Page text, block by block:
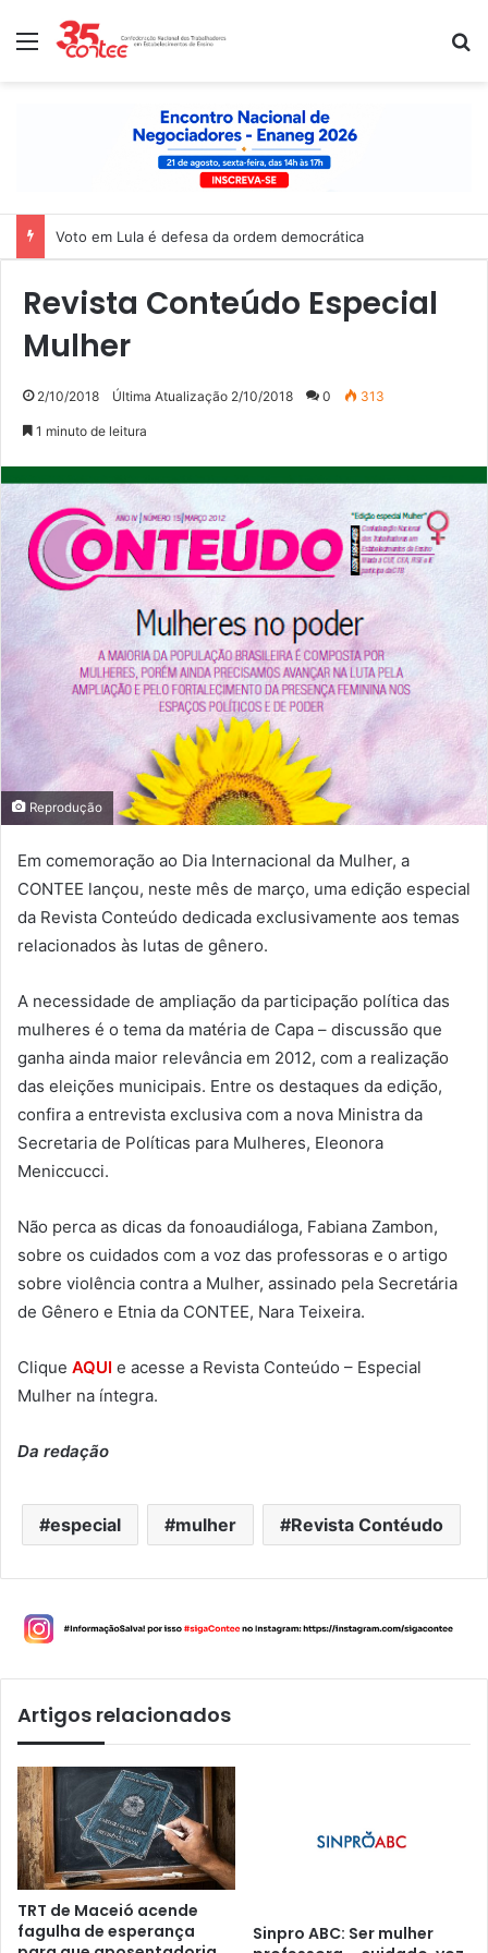
Menu
Voto em Lula é defesa da ordem democrática
Revista Conteúdo Especial
Mulher
2/10/2018 Última Atualização 2/10/2018 0 313
1 minuto de leitura
Reprodução
Em comemoração ao Dia Internacional da Mulher, a
CONTEE lançou, neste mês de março, uma edição especial
da Revista Conteúdo dedicada exclusivamente aos temas
relacionados às lutas de gênero.
A necessidade de ampliação da participação política das
mulheres é o tema da matéria de Capa – discussão que
ganha ainda maior relevância em 2012, com a realização
das eleições municipais. Entre os destaques da edição,
confira a entrevista exclusiva com a nova Ministra da
Secretaria de Políticas para Mulheres, Eleonora
Meniccucci.
Não perca as dicas da fonoaudiáloga, Fabiana Zambon,
sobre os cuidados com a voz das professoras e o artigo
sobre violência contra a Mulher, assinado pela Secretária
de Gênero e Etnia da CONTEE, Nara Teixeira.
Clique AQUI e acesse a Revista Conteúdo – Especial
Mulher na íntegra.
Da redação
especial mulher Revista Contéudo
Artigos relacionados
TRT de Maceió acende
fagulha de esperança
Sinpro ABC: Ser mulher